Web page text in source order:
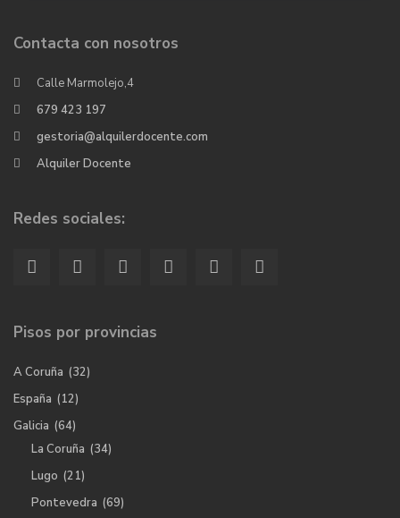
Contacta con nosotros
Calle Marmolejo,4
679 423 197
gestoria@alquilerdocente.com
Alquiler Docente
Redes sociales:
Pisos por provincias
A Coruña (32)
España (12)
Galicia (64)
La Coruña (34)
Lugo (21)
Pontevedra (69)